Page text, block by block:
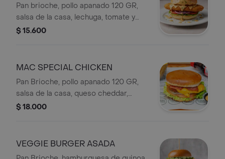
Pan brioche, pollo apanado 120 GR,
salsa de la casa, lechuga, tomate y
cebolla morada.
$ 15.600
MAC SPECIAL CHICKEN
Pan Brioche, pollo apanado 120 GR,
salsa de la casa, queso cheddar,
tocineta, lechuga, tomate y cebolla
$ 18.000
VEGGIE BURGER ASADA